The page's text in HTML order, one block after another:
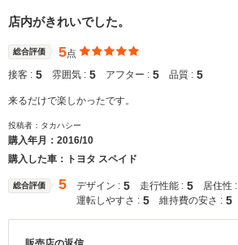
店内がきれいでした。
総合評価 5点
接客 : 5 雰囲気 : 5 アフター : 5 品質 : 5
来るだけで楽しかったです。
投稿者：タカハシー
購入年月： 2016/10
購入した車：トヨタ スペイド
総合評価 5 デザイン : 5 走行性能 : 5 居住性 :
運転しやすさ : 5 維持費の安さ : 5